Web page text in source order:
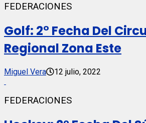
FEDERACIONES
Golf: 2° Fecha Del
Regional Zona Este
Miguel Vera 12 julio, 2022
FEDERACIONES